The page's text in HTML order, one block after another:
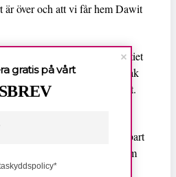
är över och att vi får hem Dawit
parlamentariker för Miljöpartiet
att lidandet som Dawit Isaak
i nära 20 år måste får ett slut.
politiska och ekonomiska
så att Dawit Isaak omedelbart
givare till Eritrea genom
en krona av EU:s
gratis på vårt